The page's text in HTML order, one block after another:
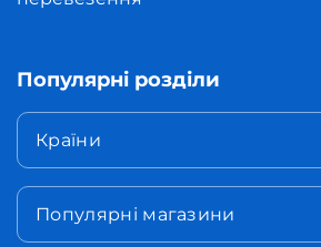
Популярні розділи
Країни
Популярні магазини